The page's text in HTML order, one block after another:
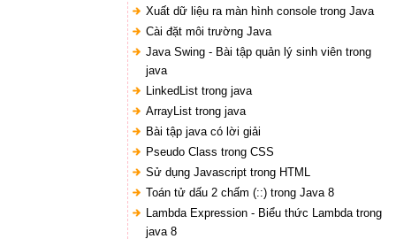
Xuất dữ liệu ra màn hình console trong Java
Cài đặt môi trường Java
Java Swing - Bài tập quản lý sinh viên trong
java
LinkedList trong java
ArrayList trong java
Bài tập java có lời giải
Pseudo Class trong CSS
Sử dụng Javascript trong HTML
Toán tử dấu 2 chấm (::) trong Java 8
Lambda Expression - Biểu thức Lambda trong
java 8